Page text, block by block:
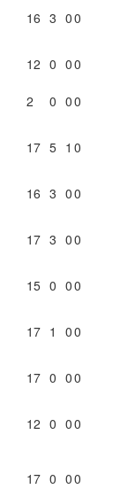
16 3 00
12 0 00
2 0 00
17 5 1 0
16 3 00
17 3 00
15 0 00
17 1 00
17 0 00
12 0 00
17 0 00